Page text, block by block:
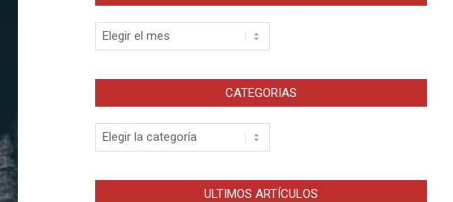
Archivos
CATEGORIAS
Categorias
ULTIMOS ARTÍCULOS